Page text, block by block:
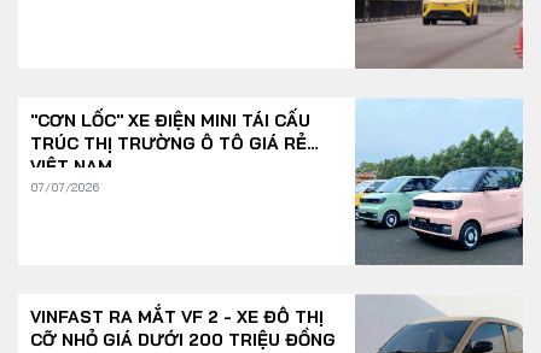
"CƠN LỐC" XE ĐIỆN MINI TÁI CẤU
TRÚC THỊ TRƯỜNG Ô TÔ GIÁ RẺ
VIỆT NAM
07/07/2026
VINFAST RA MẮT VF 2 - XE ĐÔ THỊ
CỠ NHỎ GIÁ DƯỚI 200 TRIỆU ĐỒNG